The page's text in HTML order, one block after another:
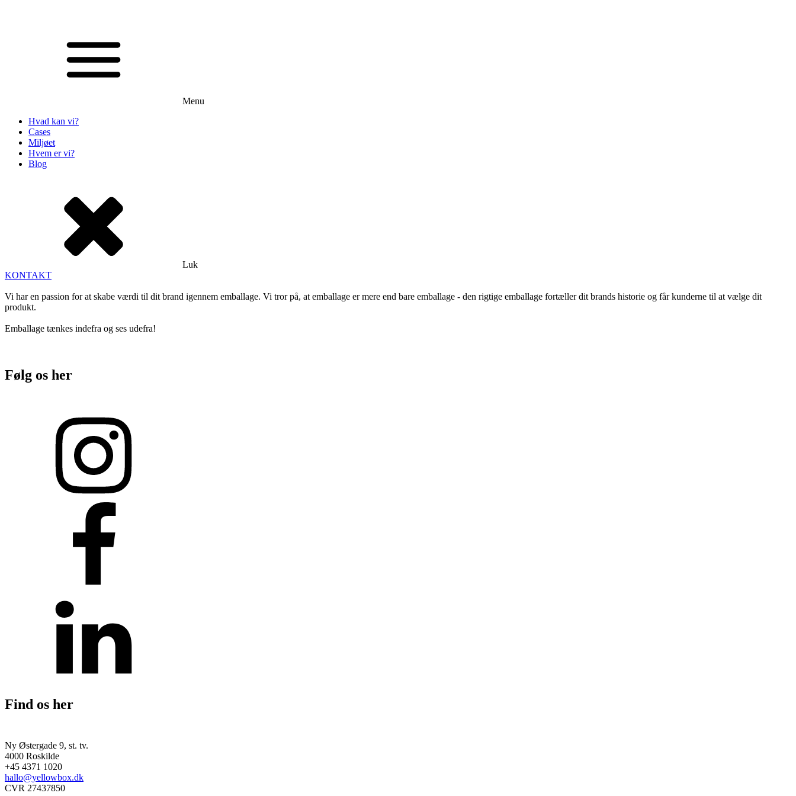
Menu
Hvad kan vi?
Cases
Miljøet
Hvem er vi?
Blog
Luk
KONTAKT
Vi har en passion for at skabe værdi til dit brand igennem emballage. Vi tror på, at emballage er mere end bare emballage - den rigtige emballage fortæller dit brands historie og får kunderne til at vælge dit
produkt.
Emballage tænkes indefra og ses udefra!
Følg os her
Find os her
Ny Østergade 9, st. tv.
4000 Roskilde
+45 4371 1020
hallo@yellowbox.dk
CVR 27437850